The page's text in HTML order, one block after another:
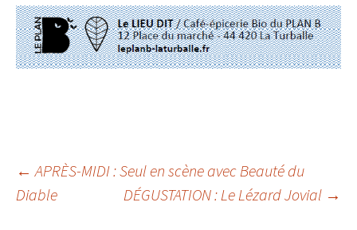
Navigation
des
← APRÈS-MIDI : Seul en scène avec Beauté du
Diable
DÉGUSTATION : Le Lézard Jovial →